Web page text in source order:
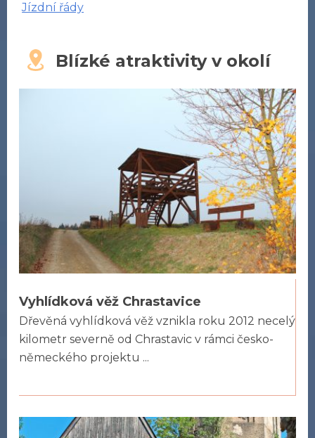
Jízdní řády
Blízké atraktivity v okolí
Vyhlídková věž Chrastavice
Dřevěná vyhlídková věž vznikla roku 2012 necelý
kilometr severně od Chrastavic v rámci česko-
německého projektu ...